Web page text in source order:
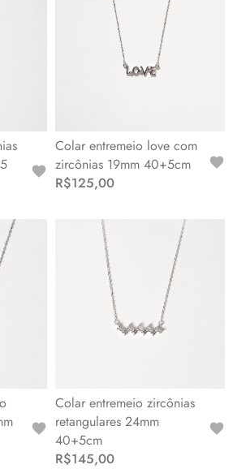
Colar entremeio love com
zircônias 19mm 40+5cm
R$125,00
Colar entremeio zircônias
retangulares 24mm
40+5cm
R$145,00